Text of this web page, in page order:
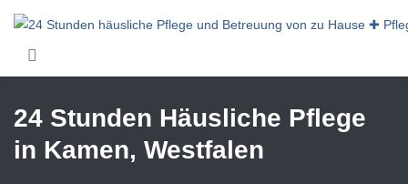
24 Stunden Häusliche Pflege
in Kamen, Westfalen